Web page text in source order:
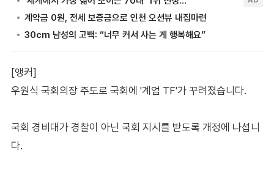
[앵커]
우원식 국회의장 주도로 국회에 '계엄 TF'가 꾸려졌습니다.
국회 경비대가 경찰이 아닌 국회 지시를 받도록 개정에 나섭니
다.